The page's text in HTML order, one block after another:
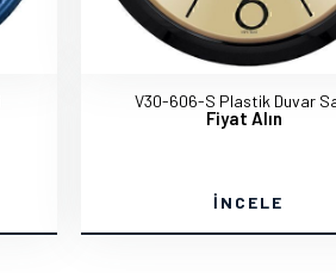
V30-606-S Plastik Duvar
Fiyat Alın
İNCELE